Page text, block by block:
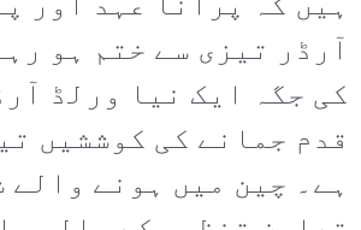
آرڈر تیزی سے ختم ہو
کی جگہ ایک نیا ورلڈ
قدم جمانے کی کوششیں
ہے۔ چین میں ہونے